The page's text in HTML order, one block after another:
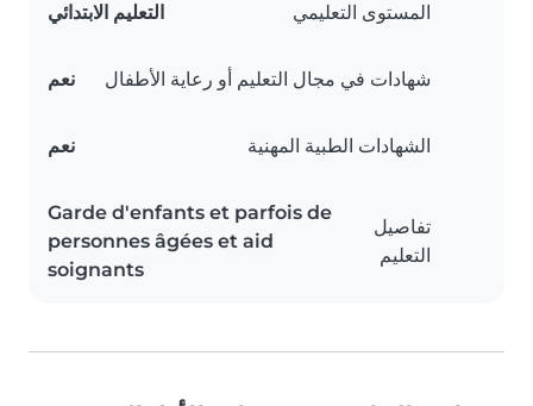
المستوى التعليمي التعليم الابتدائي
شهادات في مجال التعليم أو رعاية الأطفال نعم
الشهادات الطبية المهنية نعم
تفاصيل
التعليم
Garde d'enfants et parfois de
personnes âgées et aid
soignants